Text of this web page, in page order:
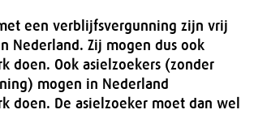
een verblijfsvergunning zijn vrij
Nederland. Zij mogen dus ook
doen. Ook asielzoekers (zonder
mogen in Nederland
doen. De asielzoeker moet dan wel